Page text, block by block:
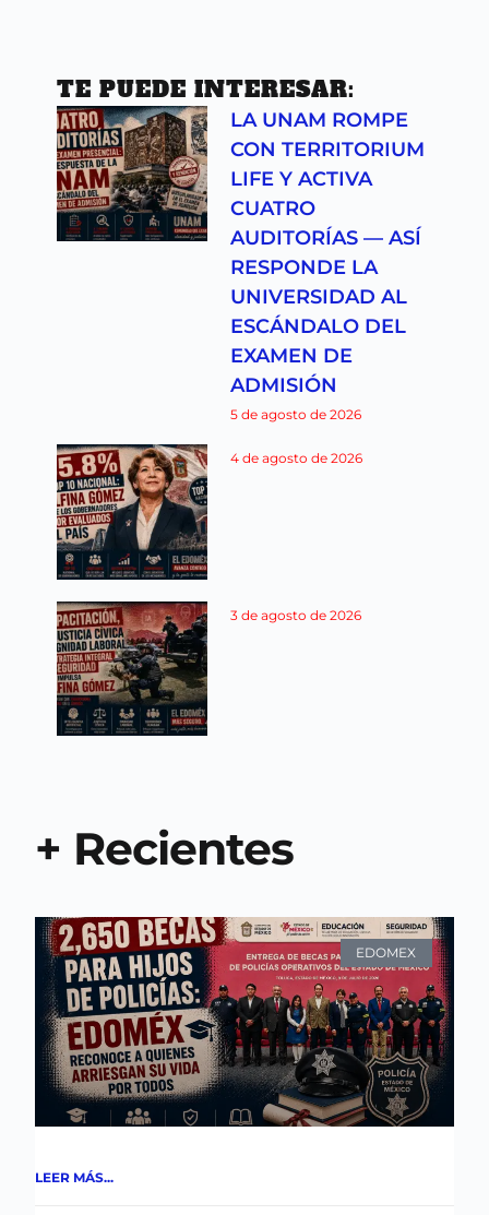
TE PUEDE INTERESAR:
LA UNAM ROMPE
CON TERRITORIUM
LIFE Y ACTIVA
CUATRO
AUDITORÍAS — ASÍ
RESPONDE LA
UNIVERSIDAD AL
ESCÁNDALO DEL
EXAMEN DE
ADMISIÓN
5 de agosto de 2026
4 de agosto de 2026
3 de agosto de 2026
+ Recientes
EDOMEX
LEER MÁS...